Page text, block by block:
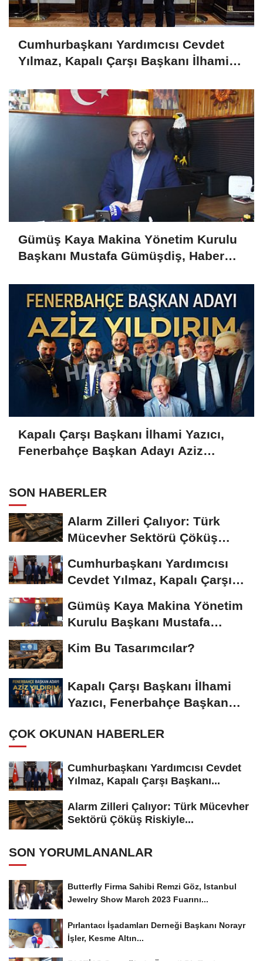
Cumhurbaşkanı Yardımcısı Cevdet
Yılmaz, Kapalı Çarşı Başkanı İlhami
Gümüş Kaya Makina Yönetim Kurulu
Başkanı Mustafa Gümüşdiş, Haber
Kapalı Çarşı Başkanı İlhami Yazıcı,
Fenerbahçe Başkan Adayı Aziz
SON HABERLER
Alarm Zilleri Çalıyor: Türk
Mücevher Sektörü Çöküş
Cumhurbaşkanı Yardımcısı
Cevdet Yılmaz, Kapalı Çarşı
Gümüş Kaya Makina Yönetim
Kurulu Başkanı Mustafa
Kim Bu Tasarımcılar?
Kapalı Çarşı Başkanı İlhami
Yazıcı, Fenerbahçe Başkan
ÇOK OKUNAN HABERLER
Cumhurbaşkanı Yardımcısı Cevdet
Yılmaz, Kapalı Çarşı Başkanı...
Alarm Zilleri Çalıyor: Türk Mücevher
Sektörü Çöküş Riskiyle...
SON YORUMLANANLAR
Butterfly Firma Sahibi Remzi Göz, Istanbul
Jewelry Show March 2023 Fuarını...
Pırlantacı İşadamları Derneği Başkanı Norayr
İşler, Kesme Altın...